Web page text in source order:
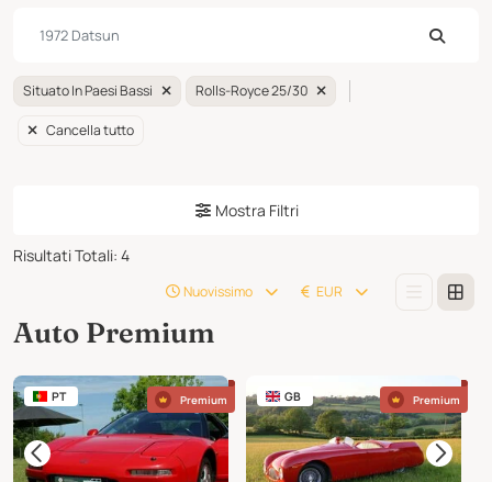
Situato In Paesi Bassi Rolls-Royce 25/30
Cancella tutto
Mostra Filtri
Risultati Totali: 4
Nuovissimo EUR
Auto Premium
PT Premium GB Premium